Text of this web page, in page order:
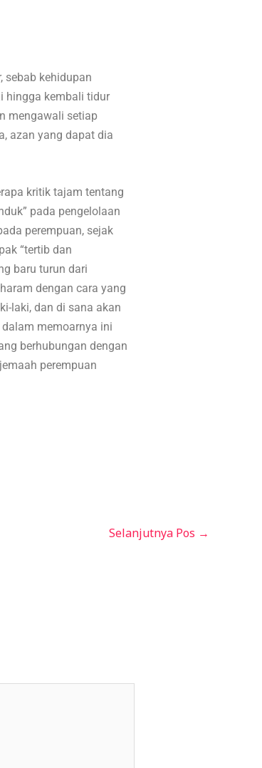
sebab kehidupan
hingga kembali tidur
mengawali setiap
azan yang dapat dia
kritik tajam tentang
pada pengelolaan
perempuan, sejak
“tertib dan
baru turun dari
dengan cara yang
laki, dan di sana akan
memoarnya ini
berhubungan dengan
perempuan
Selanjutnya Pos →